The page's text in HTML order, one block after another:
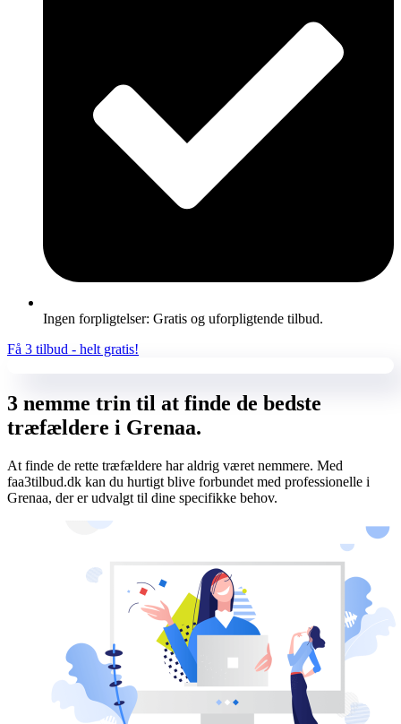
Ingen forpligtelser: Gratis og uforpligtende tilbud.
Få 3 tilbud - helt gratis!
3 nemme trin til at finde de bedste
træfældere i Grenaa.
At finde de rette træfældere har aldrig været nemmere. Med
faa3tilbud.dk kan du hurtigt blive forbundet med professionelle i
Grenaa, der er udvalgt til dine specifikke behov.